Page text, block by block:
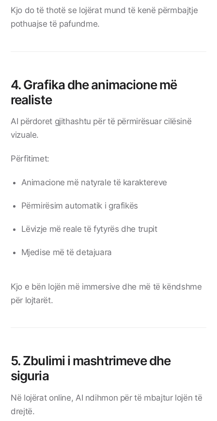
Kjo do të thotë se lojërat mund të kenë përmbajtje
pothuajse të pafundme.
4. Grafika dhe animacione më
realiste
AI përdoret gjithashtu për të përmirësuar cilësinë
vizuale.
Përfitimet:
Animacione më natyrale të karaktereve
Përmirësim automatik i grafikës
Lëvizje më reale të fytyrës dhe trupit
Mjedise më të detajuara
Kjo e bën lojën më immersive dhe më të këndshme
për lojtarët.
5. Zbulimi i mashtrimeve dhe
siguria
Në lojërat online, AI ndihmon për të mbajtur lojën të
drejtë.